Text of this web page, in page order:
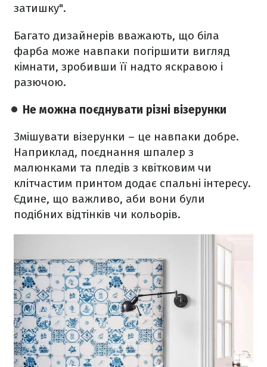
затишку".
Багато дизайнерів вважають, що біла
фарба може навпаки погіршити вигляд
кімнати, зробивши її надто яскравою і
разючою.
Не можна поєднувати різні візерунки
Змішувати візерунки – це навпаки добре.
Наприклад, поєднання шпалер з
малюнками та пледів з квітковим чи
клітчастим принтом додає спальні інтересу.
Єдине, що важливо, аби вони були
подібних відтінків чи кольорів.